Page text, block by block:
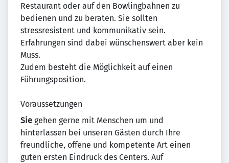
Restaurant oder auf den Bowlingbahnen zu
bedienen und zu beraten. Sie sollten
stressresistent und kommunikativ sein.
Erfahrungen sind dabei wünschenswert aber kein
Muss.
Zudem besteht die Möglichkeit auf einen
Führungsposition.
Voraussetzungen
Sie gehen gerne mit Menschen um und
hinterlassen bei unseren Gästen durch Ihre
freundliche, offene und kompetente Art einen
guten ersten Eindruck des Centers. Auf